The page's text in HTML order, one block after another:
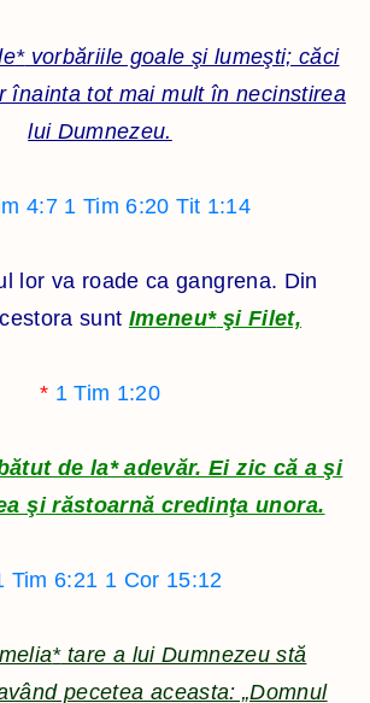
*vorbăriile goale şi lumeşti; căci
înainta tot mai mult în necinstirea
lui Dumnezeu.
4:7 1 Tim 6:20 Tit 1:14
lor va roade ca gangrena. Din
sunt Imeneu*şi Filet,
* 1 Tim 1:20
de la*adevăr. Ei zic că a şi
şi răstoarnă credinţa unora.
Tim 6:21 1 Cor 15:12
*tare a lui Dumnezeu stă
pecetea aceasta: „Domnul